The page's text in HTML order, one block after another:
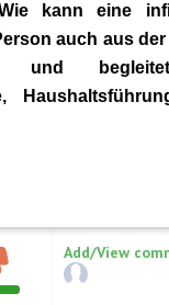
kann eine
auch aus
und
,
Add/View